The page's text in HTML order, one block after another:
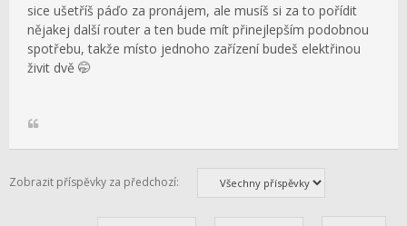
sice ušetříš páďo za pronájem, ale musíš si za to pořídit
nějakej další router a ten bude mít přinejlepším podobnou
spotřebu, takže místo jednoho zařízení budeš elektřinou
živit dvě 🤭
Zobrazit příspěvky za předchozí: